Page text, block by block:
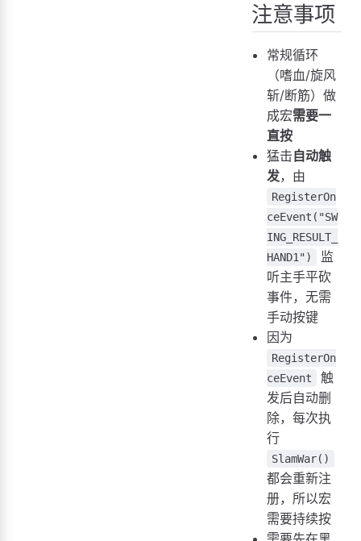
注意事项
常规循环
（嗜血/旋风
斩/断筋）做
成宏需要一
直按
猛击自动触
发，由
RegisterOn
ceEvent("SW
ING_RESULT_
HAND1")
监
听主手平砍
事件，无需
手动按键
因为
RegisterOn
ceEvent
触
发后自动删
除，每次执
行
SlamWar()
都会重新注
册，所以宏
需要持续按